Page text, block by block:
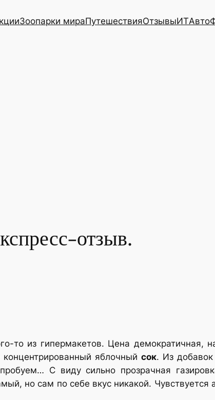
Зоопарки мираПутешествияОтзывыИТАвто
отзыв.
то из гипермакетов. Цена демократичная,
яблочный сок. Из
С виду сильно прозрачная
но сам по себе вкус никакой. Чувствуется